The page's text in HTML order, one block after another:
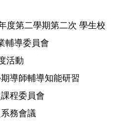
度第二學期第二次 學生校
輔導委員會
活動
導師輔導知能研習
程委員會
務會議